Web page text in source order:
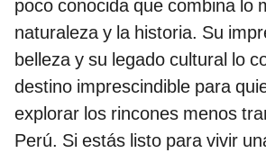
poco conocida que combina lo
naturaleza y la historia. Su
belleza y su legado cultural lo
destino imprescindible para
explorar los rincones menos
Perú. Si estás listo para vivir